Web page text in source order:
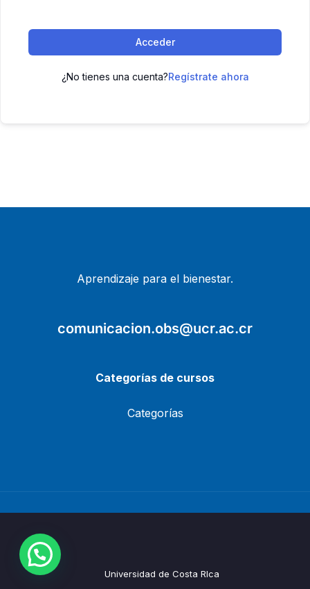
Acceder
¿No tienes una cuenta?Regístrate ahora
Aprendizaje para el bienestar.
comunicacion.obs@ucr.ac.cr
Categorías de cursos
Categorías
Universidad de Costa RIca